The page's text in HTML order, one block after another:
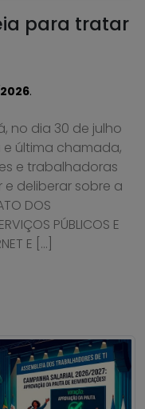
para tratar
.
no dia 30 de julho
e última chamada,
e trabalhadoras
deliberar sobre a
DOS
PÚBLICOS E
E […]